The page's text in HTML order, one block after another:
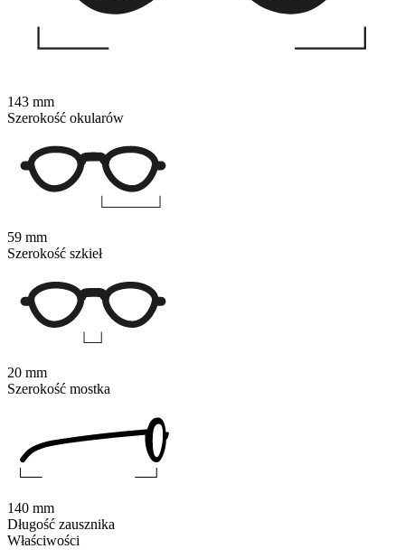
Właściwości
143 mm
Szerokość okularów
59 mm
Szerokość szkieł
20 mm
Szerokość mostka
140 mm
Długość zausznika